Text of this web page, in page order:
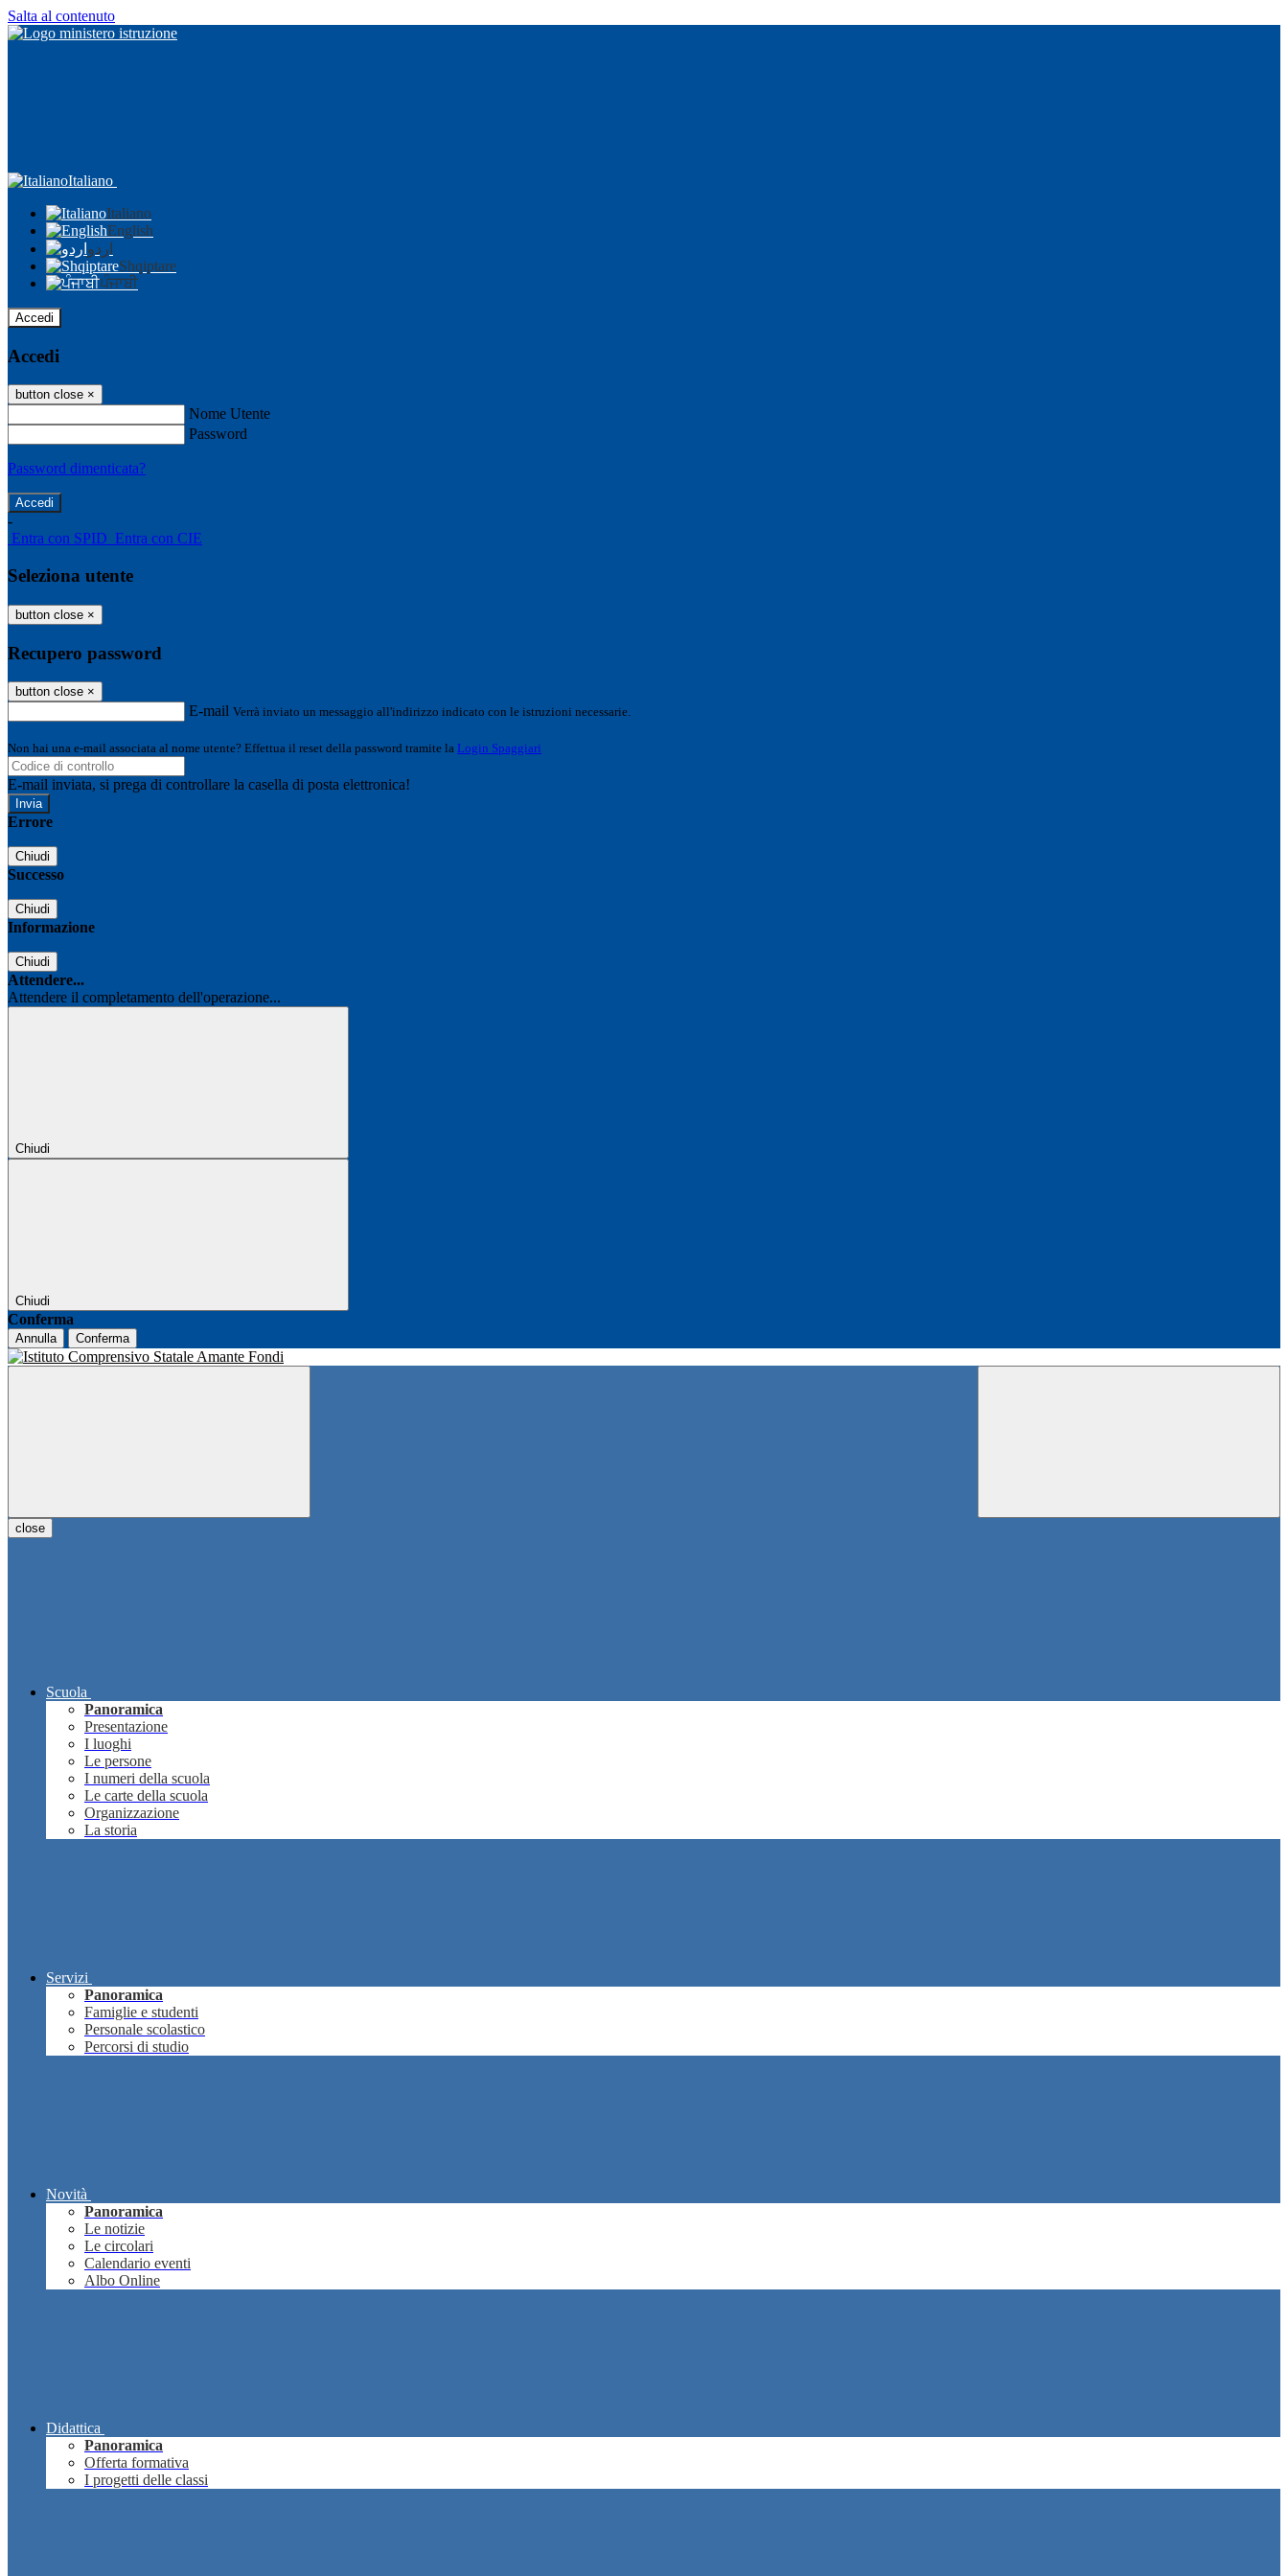
Salta al contenuto
Italiano
Italiano
English
اردو
Shqiptare
ਪੰਜਾਬੀ
Accedi
Accedi
button close ×
Nome Utente
Password
Password dimenticata?
-
Entra con SPID Entra con CIE
Seleziona utente
button close ×
Recupero password
button close ×
E-mail Verrà inviato un messaggio all'indirizzo indicato con le istruzioni necessarie.
Non hai una e-mail associata al nome utente? Effettua il reset della password tramite la Login Spaggiari
E-mail inviata, si prega di controllare la casella di posta elettronica!
Errore
Chiudi
Successo
Chiudi
Informazione
Chiudi
Attendere...
Attendere il completamento dell'operazione...
Chiudi
Chiudi
Conferma
Annulla Conferma
close
Scuola
Panoramica
Presentazione
I luoghi
Le persone
I numeri della scuola
Le carte della scuola
Organizzazione
La storia
Servizi
Panoramica
Famiglie e studenti
Personale scolastico
Percorsi di studio
Novità
Panoramica
Le notizie
Le circolari
Calendario eventi
Albo Online
Didattica
Panoramica
Offerta formativa
I progetti delle classi